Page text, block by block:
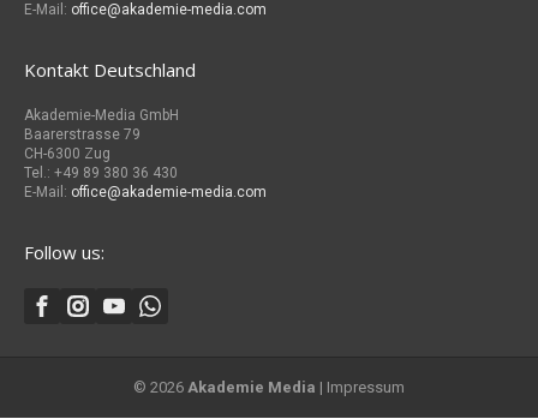
E-Mail: office@akademie-media.com
Kontakt Deutschland
Akademie-Media GmbH
Baarerstrasse 79
CH-6300 Zug
Tel.: +49 89 380 36 430
E-Mail: office@akademie-media.com
Follow us:
© 2026 Akademie Media | Impressum